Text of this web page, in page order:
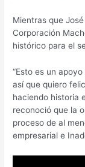
Mientras que
Corporación
histórico para el
“Esto es un
así que quiero
haciendo historia
reconoció que la
proceso de al
empresarial e